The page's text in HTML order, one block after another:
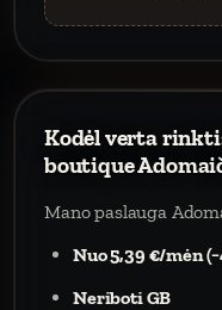
Kodėl verta
boutique
Mano paslauga
Nuo 5,39 €/mėn
Neriboti GB